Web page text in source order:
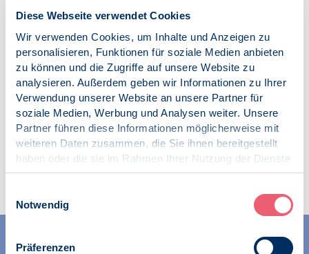
Diese Webseite verwendet Cookies
Wir verwenden Cookies, um Inhalte und Anzeigen zu
personalisieren, Funktionen für soziale Medien anbieten
zu können und die Zugriffe auf unsere Website zu
analysieren. Außerdem geben wir Informationen zu Ihrer
Verwendung unserer Website an unsere Partner für
soziale Medien, Werbung und Analysen weiter. Unsere
Partner führen diese Informationen möglicherweise mit
weiteren Daten zusammen, die Sie ihnen bereitgestellt
haben oder die sie im Rahmen Ihrer Nutzung der Dienste
gesammelt haben.
Notwendig
Präferenzen
27.06.2019
Kategorien:
News
PsychThG
Zur Übersicht